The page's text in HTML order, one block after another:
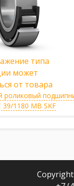
роликовый
39/1180 MB SKF